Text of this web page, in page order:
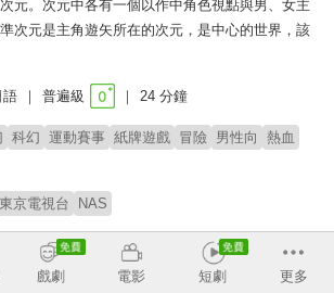
元。次元中各有一個以作中角色視點與男、女主
次元是主角遊矢所在的次元，是中心的世界，該
語 普遍級 24 分鐘
科幻 運動賽事 紙牌遊戲 冒險 男性向
熱血
東京電視台 NAS
奈 高木萬平 高木心平 大林洋平
戲劇 電影 短劇 更多